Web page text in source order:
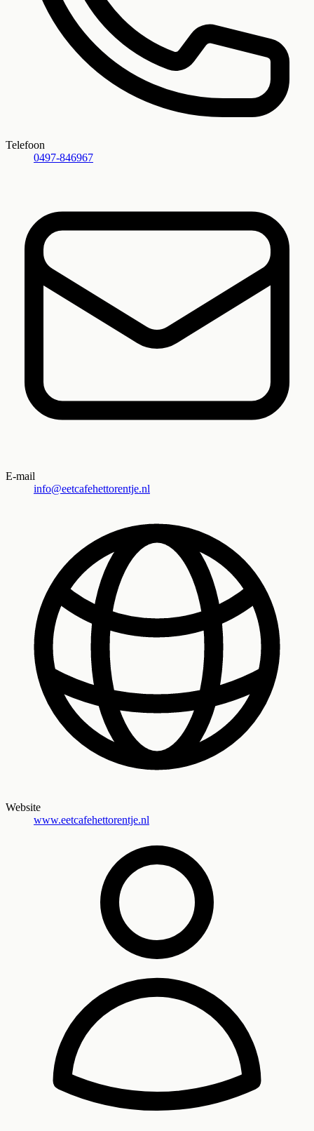
Telefoon
0497-846967
E-mail
info@eetcafehettorentje.nl
Website
www.eetcafehettorentje.nl